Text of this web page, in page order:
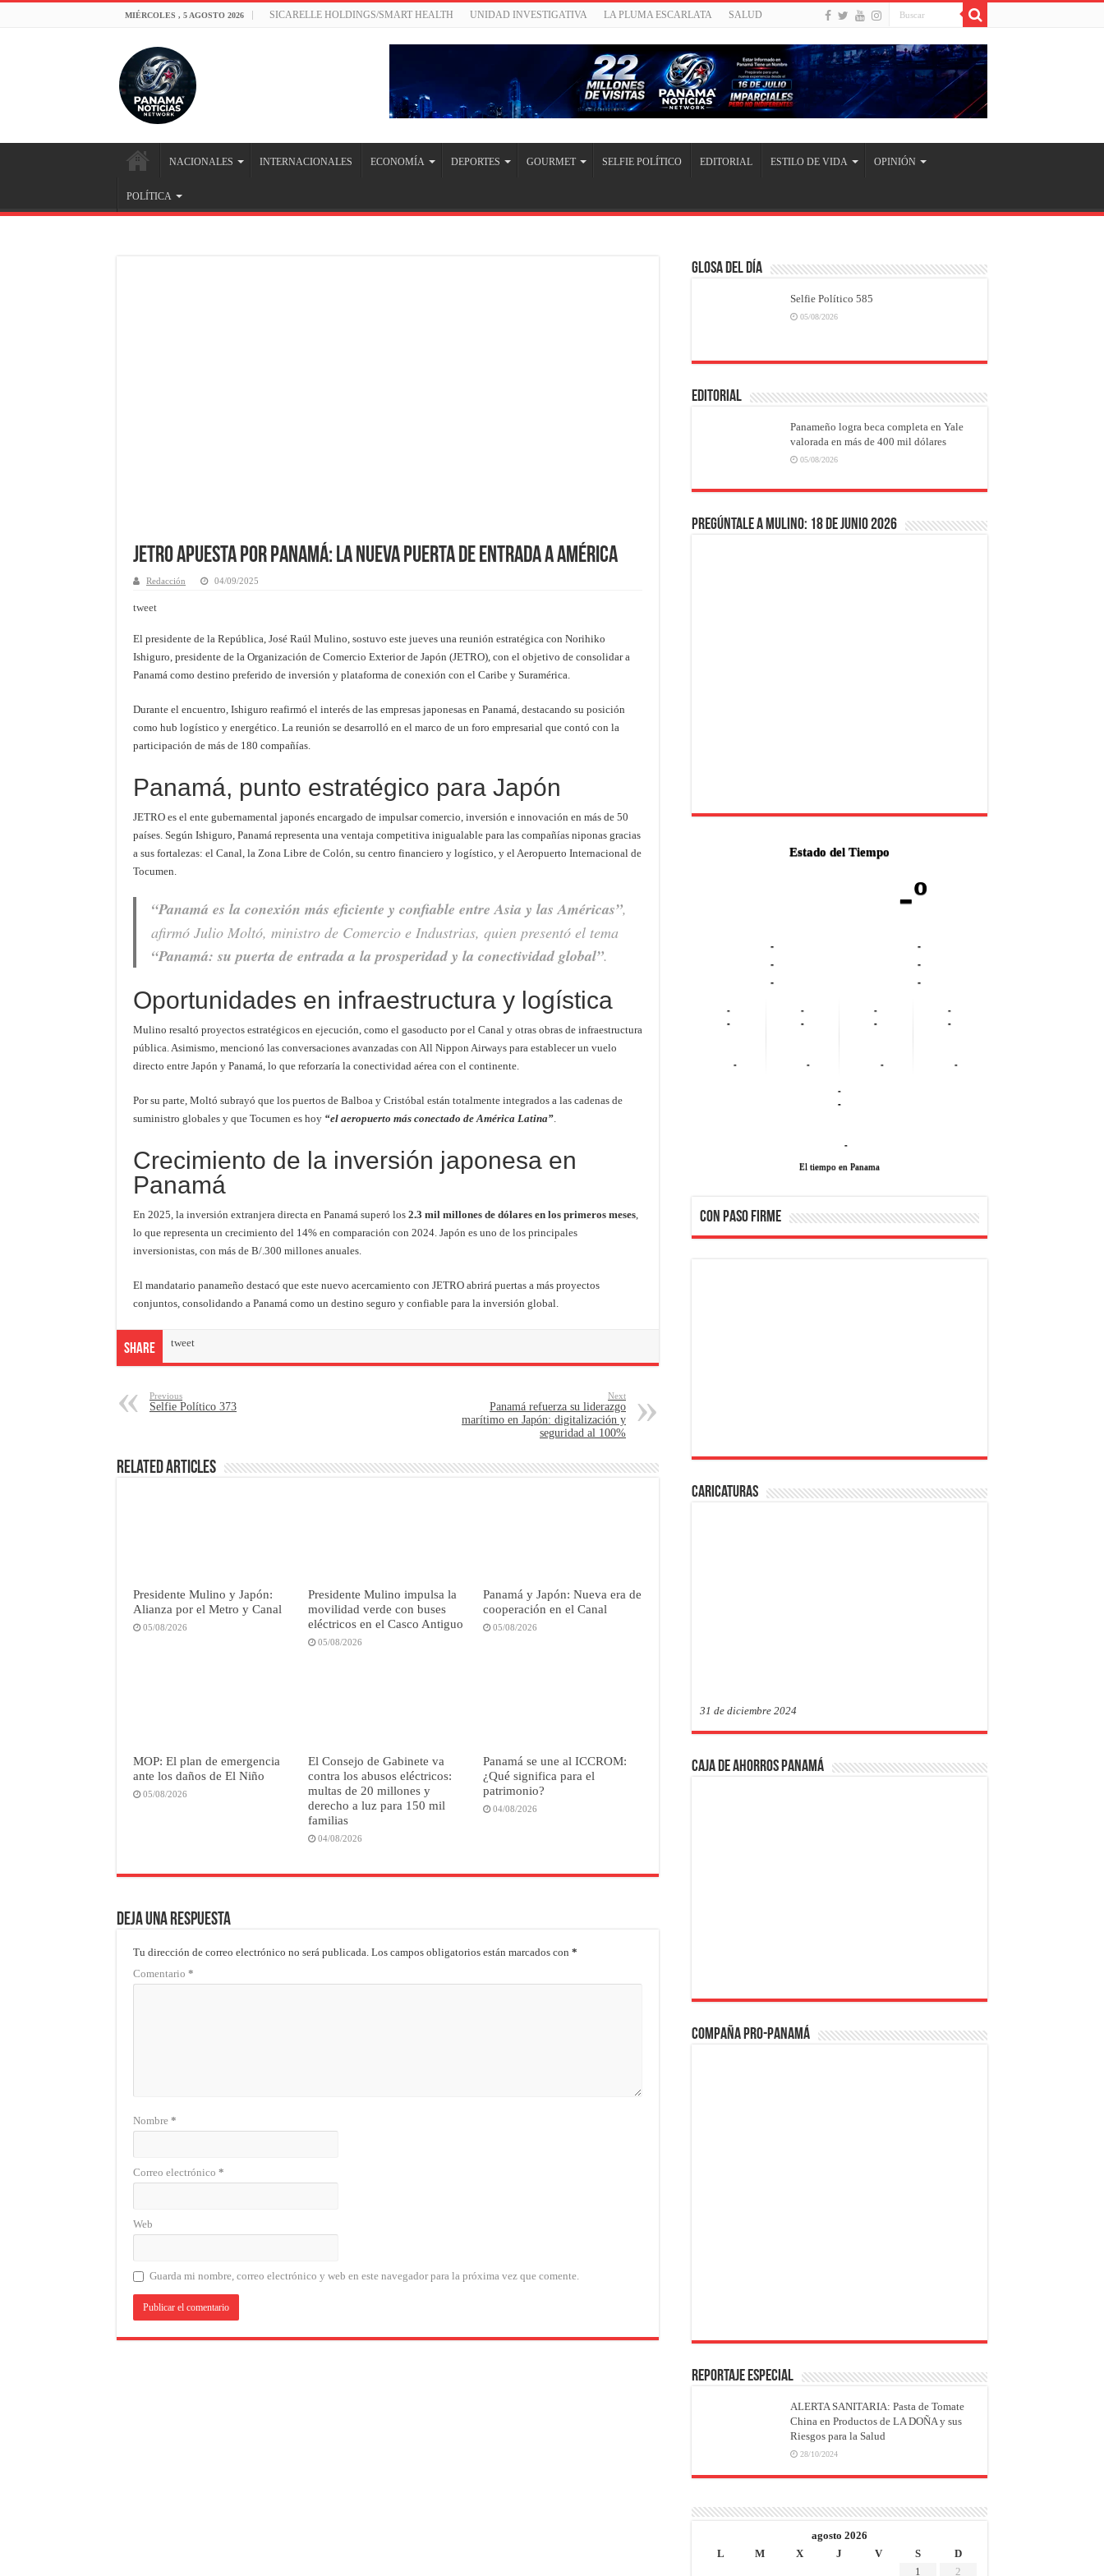
MIÉRCOLES , 5 AGOSTO 2026 SICARELLE HOLDINGS/SMART HEALTH UNIDAD INVESTIGATIVA LA PLUMA ESCARLATA SALUD
NACIONALES INTERNACIONALES ECONOMÍA DEPORTES GOURMET SELFIE POLÍTICO EDITORIAL ESTILO DE VIDA OPINIÓN
POLÍTICA
JETRO apuesta por Panamá: la nueva puerta de entrada a América
Redacción 04/09/2025
tweet
El presidente de la República, José Raúl Mulino, sostuvo este jueves una reunión estratégica con Norihiko
Ishiguro, presidente de la Organización de Comercio Exterior de Japón (JETRO), con el objetivo de consolidar a
Panamá como destino preferido de inversión y plataforma de conexión con el Caribe y Suramérica.
Durante el encuentro, Ishiguro reafirmó el interés de las empresas japonesas en Panamá, destacando su posición
como hub logístico y energético. La reunión se desarrolló en el marco de un foro empresarial que contó con la
participación de más de 180 compañías.
Panamá, punto estratégico para Japón
JETRO es el ente gubernamental japonés encargado de impulsar comercio, inversión e innovación en más de 50
países. Según Ishiguro, Panamá representa una ventaja competitiva inigualable para las compañías niponas gracias
a sus fortalezas: el Canal, la Zona Libre de Colón, su centro financiero y logístico, y el Aeropuerto Internacional de
Tocumen.
“Panamá es la conexión más eficiente y confiable entre Asia y las Américas”,
afirmó Julio Moltó, ministro de Comercio e Industrias, quien presentó el tema
“Panamá: su puerta de entrada a la prosperidad y la conectividad global”.
Oportunidades en infraestructura y logística
Mulino resaltó proyectos estratégicos en ejecución, como el gasoducto por el Canal y otras obras de infraestructura
pública. Asimismo, mencionó las conversaciones avanzadas con All Nippon Airways para establecer un vuelo
directo entre Japón y Panamá, lo que reforzaría la conectividad aérea con el continente.
Por su parte, Moltó subrayó que los puertos de Balboa y Cristóbal están totalmente integrados a las cadenas de
suministro globales y que Tocumen es hoy “el aeropuerto más conectado de América Latina”
Crecimiento de la inversión japonesa en
Panamá
En 2025, la inversión extranjera directa en Panamá superó los 2.3 mil millones de dólares en los primeros meses
lo que representa un crecimiento del 14% en comparación con 2024. Japón es uno de los principales
inversionistas, con más de B/.300 millones anuales.
El mandatario panameño destacó que este nuevo acercamiento con JETRO abrirá puertas a más proyectos
conjuntos, consolidando a Panamá como un destino seguro y confiable para la inversión global.
Share tweet
Previous
Selfie Político 373
Next
Panamá refuerza su liderazgo
marítimo en Japón: digitalización y
seguridad al 100%
Related Articles
Presidente Mulino y Japón:
Alianza por el Metro y Canal
05/08/2026
Presidente Mulino impulsa la
movilidad verde con buses
eléctricos en el Casco Antiguo
05/08/2026
Panamá y Japón: Nueva era de
cooperación en el Canal
05/08/2026
MOP: El plan de emergencia
ante los daños de El Niño
05/08/2026
El Consejo de Gabinete va
contra los abusos eléctricos:
multas de 20 millones y
derecho a luz para 150 mil
familias
04/08/2026
Panamá se une al ICCROM:
¿Qué significa para el
patrimonio?
04/08/2026
Deja una respuesta
Tu dirección de correo electrónico no será publicada. Los campos obligatorios están marcados con *
Comentario *
Nombre *
Correo electrónico *
Web
Guarda mi nombre, correo electrónico y web en este navegador para la próxima vez que comente.
Glosa del Día
Selfie Político 585
05/08/2026
EDITORIAL
Panameño logra beca completa en Yale
valorada en más de 400 mil dólares
05/08/2026
Pregúntale a Mulino: 18 de junio 2026
Estado del Tiempo
-º
-
-
-
-
-
-
-
-
-
-
-
-
-
-
-
-
-
-
-
-
-
El tiempo en Panama
CON PASO FIRME
Caricaturas
31 de diciembre 2024
Caja de Ahorros Panamá
Compaña PRO-Panamá
REPORTAJE ESPECIAL
ALERTA SANITARIA: Pasta de Tomate
China en Productos de LA DOÑA y sus
Riesgos para la Salud
28/10/2024
agosto 2026
L
M X J V S
D
1
2